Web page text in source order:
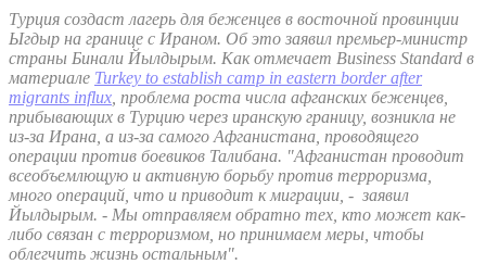
Турция создаст лагерь для беженцев в восточной провинции
Ыгдыр на границе с Ираном. Об это заявил премьер-министр
страны Бинали Йылдырым. Как отмечает Business Standard в
материале Turkey to establish camp in eastern border after
migrants influx , проблема роста числа афганских беженцев,
прибывающих в Турцию через иранскую границу, возникла не
из-за Ирана, а из-за самого Афганистана, проводящего
операции против боевиков Талибана. "Афганистан проводит
всеобъемлющую и активную борьбу против терроризма,
много операций, что и приводит к миграции, - заявил
Йылдырым. - Мы отправляем обратно тех, кто может как-
либо связан с терроризмом, но принимаем меры, чтобы
облегчить жизнь остальным".